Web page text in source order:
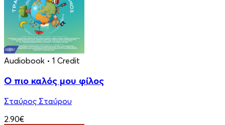
Audiobook • 1 Credit
Ο πιο καλός μου φίλος
Σταύρος Σταύρου
2.90€